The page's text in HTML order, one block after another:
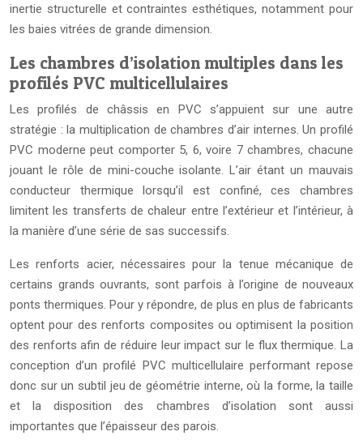
inertie structurelle et contraintes esthétiques, notamment pour
les baies vitrées de grande dimension.
Les chambres d’isolation multiples dans les
profilés PVC multicellulaires
Les profilés de châssis en PVC s’appuient sur une autre
stratégie : la multiplication de chambres d’air internes. Un profilé
PVC moderne peut comporter 5, 6, voire 7 chambres, chacune
jouant le rôle de mini-couche isolante. L’air étant un mauvais
conducteur thermique lorsqu’il est confiné, ces chambres
limitent les transferts de chaleur entre l’extérieur et l’intérieur, à
la manière d’une série de sas successifs.
Les renforts acier, nécessaires pour la tenue mécanique de
certains grands ouvrants, sont parfois à l’origine de nouveaux
ponts thermiques. Pour y répondre, de plus en plus de fabricants
optent pour des renforts composites ou optimisent la position
des renforts afin de réduire leur impact sur le flux thermique. La
conception d’un profilé PVC multicellulaire performant repose
donc sur un subtil jeu de géométrie interne, où la forme, la taille
et la disposition des chambres d’isolation sont aussi
importantes que l’épaisseur des parois.